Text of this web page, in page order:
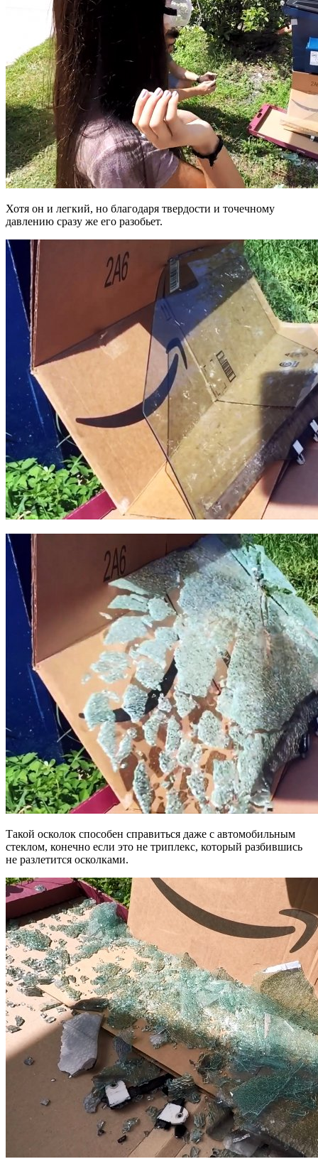
Хотя он и легкий, но благодаря твердости и точечному
давлению сразу же его разобьет.
Такой осколок способен справиться даже с автомобильным
стеклом, конечно если это не триплекс, который разбившись
не разлетится осколками.